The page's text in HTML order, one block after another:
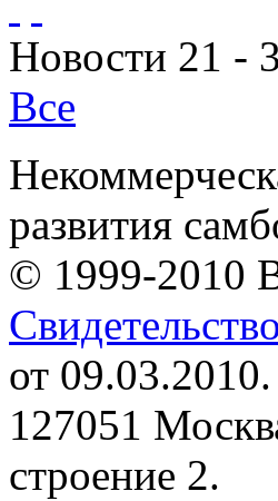
Новости 21 -
Все
развития
© 1999-2010
от 09.03.2010.
127051
строение 2.